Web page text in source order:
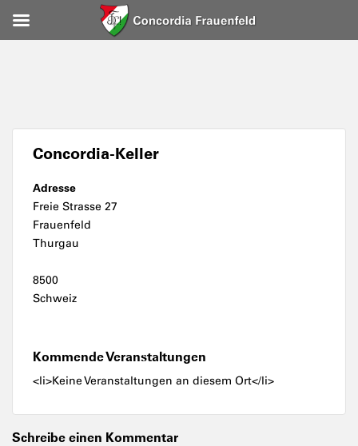
Concordia-Keller
Adresse
Freie Strasse 27
Frauenfeld
Thurgau
8500
Schweiz
Kommende Veranstaltungen
<li>Keine Veranstaltungen an diesem Ort</li>
Schreibe einen Kommentar